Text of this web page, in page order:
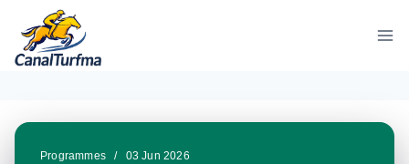
contenu
Programmes / 03 Jun 2026